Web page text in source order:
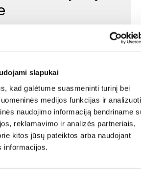
slapukai
kad galėtume suasmeninti turinį bei
medijos funkcijas ir analizuoti
naudojimo informaciją bendriname
reklamavimo ir analizės partneriais,
kitos jūsų pateiktos arba naudojant
informacijos.
jaukumo, estetikos ir patogumo. Jie
įsivaizduojami, tad natūralu, kad